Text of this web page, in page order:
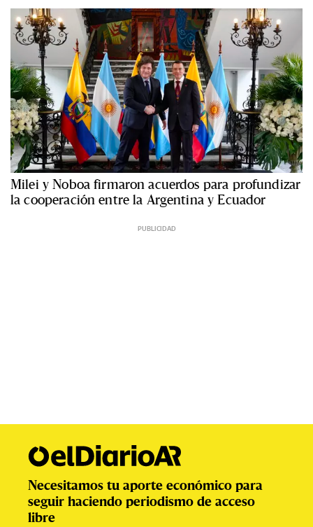
Milei y Noboa firmaron acuerdos para profundizar
la cooperación entre la Argentina y Ecuador
Necesitamos tu aporte económico para
seguir haciendo periodismo de acceso
libre